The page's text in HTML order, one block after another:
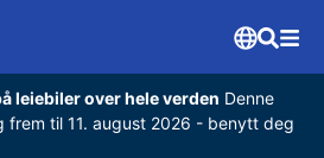
leiebiler over hele verden Denne
frem til 11. august 2026 - benytt deg